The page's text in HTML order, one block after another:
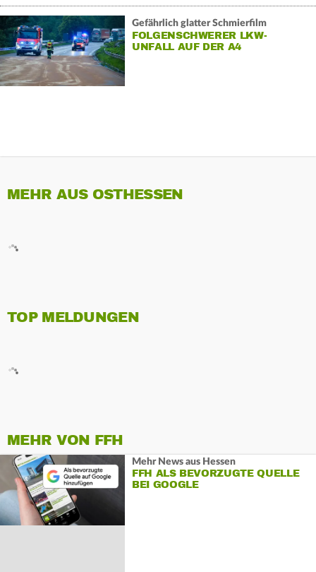
Gefährlich glatter Schmierfilm
FOLGENSCHWERER LKW-
UNFALL AUF DER A4
MEHR AUS OSTHESSEN
TOP MELDUNGEN
MEHR VON FFH
Mehr News aus Hessen
FFH ALS BEVORZUGTE QUELLE
BEI GOOGLE